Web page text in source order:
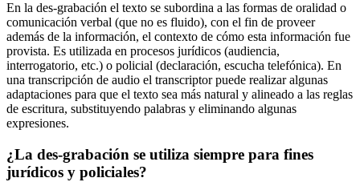
En la des-grabación el texto se subordina a las formas de oralidad o
comunicación verbal (que no es fluido), con el fin de proveer
además de la información, el contexto de cómo esta información fue
provista. Es utilizada en procesos jurídicos (audiencia,
interrogatorio, etc.) o policial (declaración, escucha telefónica). En
una transcripción de audio el transcriptor puede realizar algunas
adaptaciones para que el texto sea más natural y alineado a las reglas
de escritura, substituyendo palabras y eliminando algunas
expresiones.
¿La des-grabación se utiliza siempre para fines
jurídicos y policiales?